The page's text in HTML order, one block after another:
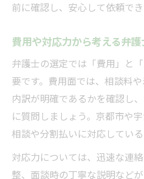
前に確認し、安心して依頼で
費用や対応力から考える弁
弁護士の選定では「費用」と
要です。費用面では、相談料
内訳が明確であるかを確認し
に質問しましょう。京都市や
相談や分割払いに対応してい
対応力については、迅速な連